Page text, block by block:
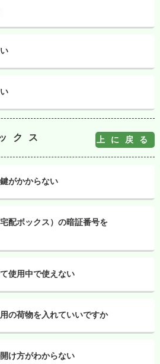
クス 上に戻る
がかからない
配ボックス）の暗証番号を
使用中で使えない
の荷物を入れていいですか
け方がわからない